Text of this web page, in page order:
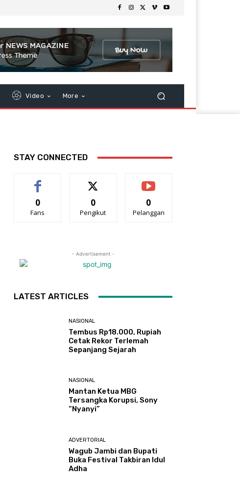
Video More
STAY CONNECTED
0
Fans
0
Pengikut
0
Pelanggan
- Advertisement -
LATEST ARTICLES
NASIONAL
Tembus Rp18.000, Rupiah
Cetak Rekor Terlemah
Sepanjang Sejarah
NASIONAL
Mantan Ketua MBG
Tersangka Korupsi, Sony
“Nyanyi”
ADVERTORIAL
Wagub Jambi dan Bupati
Buka Festival Takbiran Idul
Adha